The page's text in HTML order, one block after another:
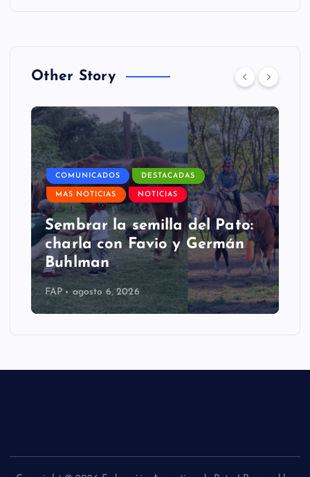
n
a
c
i
ó
n
e
t
Other Story
COMUNICADOS DESTACADAS
MAS NOTICIAS NOTICIAS
Sembrar la semilla del Pato:
charla con Favio y Germán
Buhlman
FAP agosto 6, 2026